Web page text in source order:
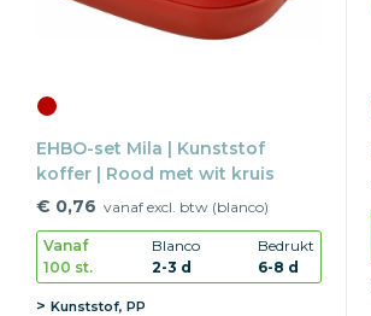
EHBO-set Mila | Kunststof
koffer | Rood met wit kruis
€ 0,76 vanaf excl. btw (blanco)
Vanaf
100 st.
Blanco
2-3 d
Bedrukt
6-8 d
Kunststof, PP